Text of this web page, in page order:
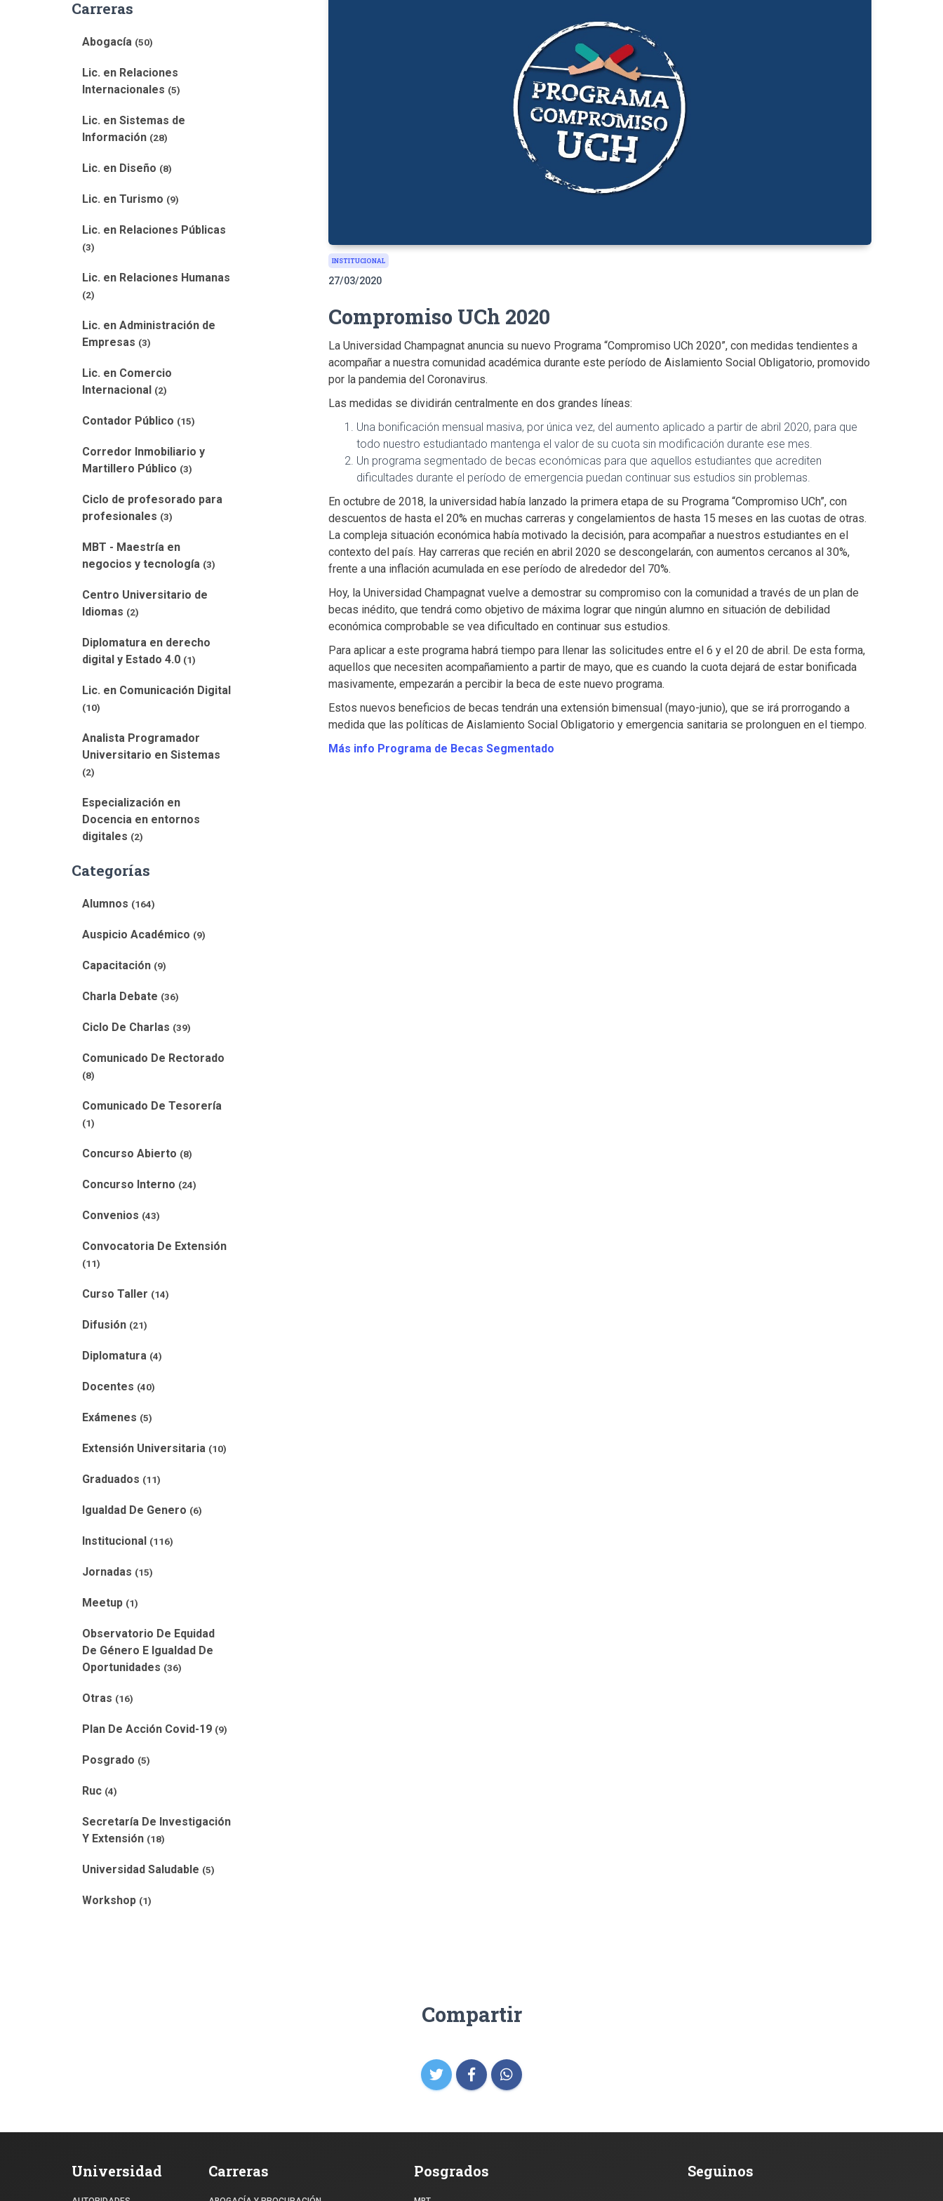
Carreras
Abogacía (50)
Lic. en Relaciones
Internacionales (5)
Lic. en Sistemas de
Información (28)
Lic. en Diseño (8)
Lic. en Turismo (9)
Lic. en Relaciones Públicas
(3)
Lic. en Relaciones Humanas
(2)
Lic. en Administración de
Empresas (3)
Lic. en Comercio
Internacional (2)
Contador Público (15)
Corredor Inmobiliario y
Martillero Público (3)
Ciclo de profesorado para
profesionales (3)
MBT - Maestría en
negocios y tecnología (3)
Centro Universitario de
Idiomas (2)
Diplomatura en derecho
digital y Estado 4.0 (1)
Lic. en Comunicación Digital
(10)
Analista Programador
Universitario en Sistemas
(2)
Especialización en
Docencia en entornos
digitales (2)
Categorías
Alumnos (164)
Auspicio Académico (9)
Capacitación (9)
Charla Debate (36)
Ciclo De Charlas (39)
Comunicado De Rectorado
(8)
Comunicado De Tesorería
(1)
Concurso Abierto (8)
Concurso Interno (24)
Convenios (43)
Convocatoria De Extensión
(11)
Curso Taller (14)
Difusión (21)
Diplomatura (4)
Docentes (40)
Exámenes (5)
Extensión Universitaria (10)
Graduados (11)
Igualdad De Genero (6)
Institucional (116)
Jornadas (15)
Meetup (1)
Observatorio De Equidad
De Género E Igualdad De
Oportunidades (36)
Otras (16)
Plan De Acción Covid-19 (9)
Posgrado (5)
Ruc (4)
Secretaría De Investigación
Y Extensión (18)
Universidad Saludable (5)
Workshop (1)
INSTITUCIONAL
27/03/2020
Compromiso UCh 2020
La Universidad Champagnat anuncia su nuevo Programa “Compromiso UCh 2020”, con medidas tendientes a
acompañar a nuestra comunidad académica durante este período de Aislamiento Social Obligatorio, promovido
por la pandemia del Coronavirus.
Las medidas se dividirán centralmente en dos grandes líneas:
Una bonificación mensual masiva, por única vez, del aumento aplicado a partir de abril 2020, para que
todo nuestro estudiantado mantenga el valor de su cuota sin modificación durante ese mes.
Un programa segmentado de becas económicas para que aquellos estudiantes que acrediten
dificultades durante el período de emergencia puedan continuar sus estudios sin problemas.
En octubre de 2018, la universidad había lanzado la primera etapa de su Programa “Compromiso UCh”, con
descuentos de hasta el 20% en muchas carreras y congelamientos de hasta 15 meses en las cuotas de otras.
La compleja situación económica había motivado la decisión, para acompañar a nuestros estudiantes en el
contexto del país. Hay carreras que recién en abril 2020 se descongelarán, con aumentos cercanos al 30%,
frente a una inflación acumulada en ese período de alrededor del 70%.
Hoy, la Universidad Champagnat vuelve a demostrar su compromiso con la comunidad a través de un plan de
becas inédito, que tendrá como objetivo de máxima lograr que ningún alumno en situación de debilidad
económica comprobable se vea dificultado en continuar sus estudios.
Para aplicar a este programa habrá tiempo para llenar las solicitudes entre el 6 y el 20 de abril. De esta forma,
aquellos que necesiten acompañamiento a partir de mayo, que es cuando la cuota dejará de estar bonificada
masivamente, empezarán a percibir la beca de este nuevo programa.
Estos nuevos beneficios de becas tendrán una extensión bimensual (mayo-junio), que se irá prorrogando a
medida que las políticas de Aislamiento Social Obligatorio y emergencia sanitaria se prolonguen en el tiempo.
Más info Programa de Becas Segmentado
Compartir
Universidad Carreras Posgrados Seguinos